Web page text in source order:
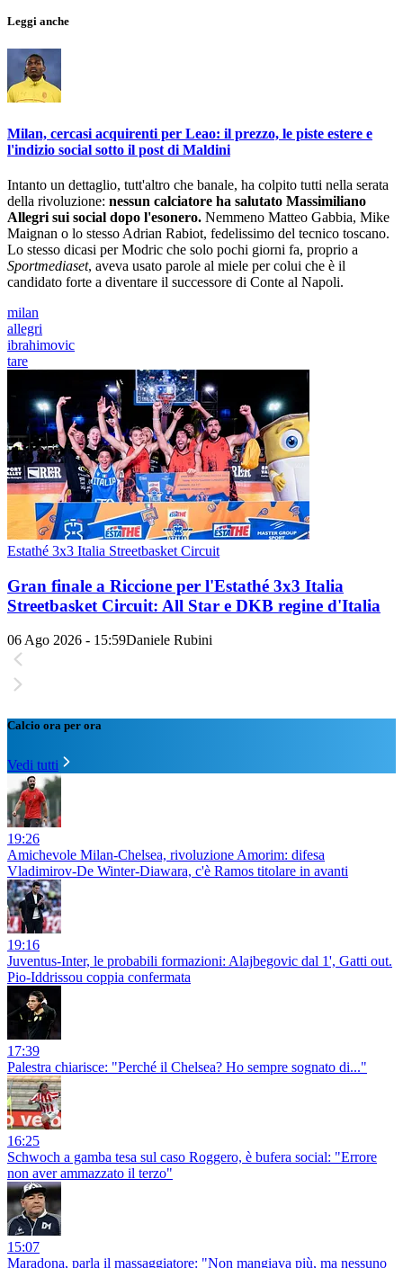
Leggi anche
Milan, cercasi acquirenti per Leao: il prezzo, le piste estere e
l'indizio social sotto il post di Maldini
Intanto un dettaglio, tutt'altro che banale, ha colpito tutti nella serata
della rivoluzione: nessun calciatore ha salutato Massimiliano
Allegri sui social dopo l'esonero. Nemmeno Matteo Gabbia, Mike
Maignan o lo stesso Adrian Rabiot, fedelissimo del tecnico toscano.
Lo stesso dicasi per Modric che solo pochi giorni fa, proprio a
Sportmediaset, aveva usato parole al miele per colui che è il
candidato forte a diventare il successore di Conte al Napoli.
milan
allegri
ibrahimovic
tare
Estathé 3x3 Italia Streetbasket Circuit
Gran finale a Riccione per l'Estathé 3x3 Italia
Streetbasket Circuit: All Star e DKB regine d'Italia
06 Ago 2026 - 15:59Daniele Rubini
Calcio ora per ora
Vedi tutti
19:26
Amichevole Milan-Chelsea, rivoluzione Amorim: difesa
Vladimirov-De Winter-Diawara, c'è Ramos titolare in avanti
19:16
Juventus-Inter, le probabili formazioni: Alajbegovic dal 1', Gatti out.
Pio-Iddrissou coppia confermata
17:39
Palestra chiarisce: "Perché il Chelsea? Ho sempre sognato di..."
16:25
Schwoch a gamba tesa sul caso Roggero, è bufera social: "Errore
non aver ammazzato il terzo"
15:07
Maradona, parla il massaggiatore: "Non mangiava più, ma nessuno